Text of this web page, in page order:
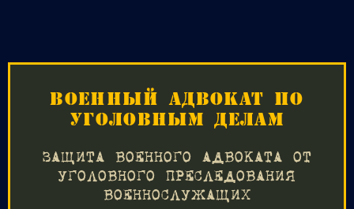
ВОЕННЫЙ АДВОКАТ ПО
УГОЛОВНЫМ ДЕЛАМ
ЗАЩИТА ВОЕННОГО АДВОКАТА ОТ
УГОЛОВНОГО ПРЕСЛЕДОВАНИЯ
ВОЕННОСЛУЖАЩИХ